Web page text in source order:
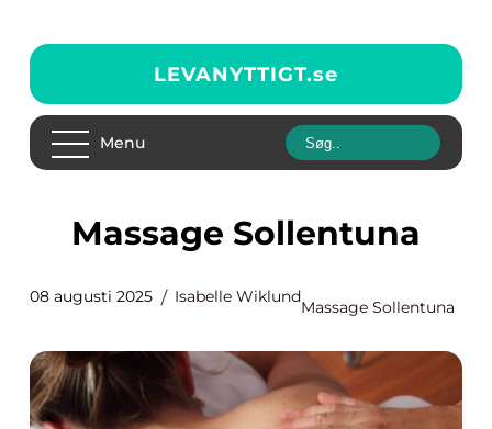
LEVANYTTIGT.se
Menu
Massage Sollentuna
08 augusti 2025 Isabelle Wiklund
Massage Sollentuna